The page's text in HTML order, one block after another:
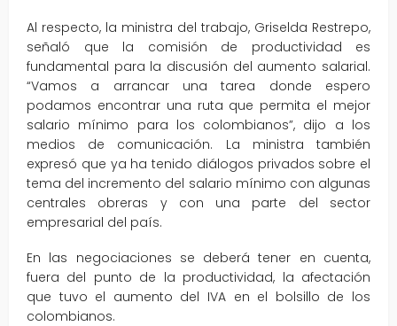
Al respecto, la ministra del trabajo, Griselda Restrepo,
señaló que la comisión de productividad es
fundamental para la discusión del aumento salarial.
“Vamos a arrancar una tarea donde espero
podamos encontrar una ruta que permita el mejor
salario mínimo para los colombianos”, dijo a los
medios de comunicación. La ministra también
expresó que ya ha tenido diálogos privados sobre el
tema del incremento del salario mínimo con algunas
centrales obreras y con una parte del sector
empresarial del país.
En las negociaciones se deberá tener en cuenta,
fuera del punto de la productividad, la afectación
que tuvo el aumento del IVA en el bolsillo de los
colombianos.